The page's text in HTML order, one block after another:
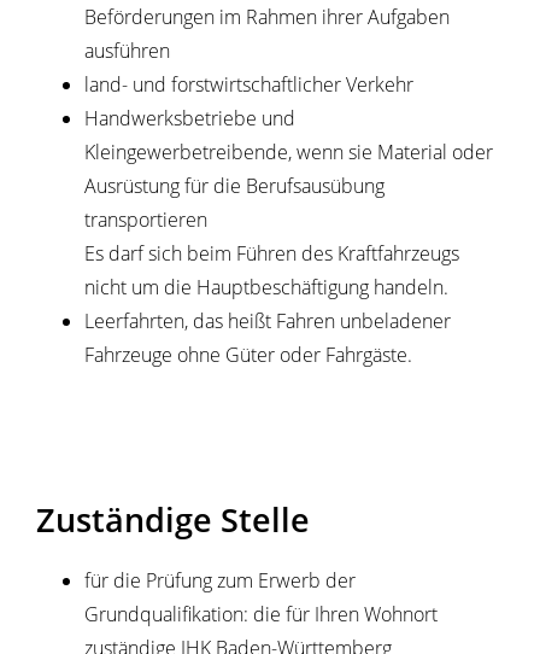
Beförderungen im Rahmen ihrer Aufgaben
ausführen
land- und forstwirtschaftlicher Verkehr
Handwerksbetriebe und
Kleingewerbetreibende, wenn sie Material oder
Ausrüstung für die Berufsausübung
transportieren
Es darf sich beim Führen des Kraftfahrzeugs
nicht um die Hauptbeschäftigung handeln.
Leerfahrten, das heißt Fahren unbeladener
Fahrzeuge ohne Güter oder Fahrgäste.
Zuständige Stelle
für die Prüfung zum Erwerb der
Grundqualifikation: die für Ihren Wohnort
zuständige IHK Baden-Württemberg